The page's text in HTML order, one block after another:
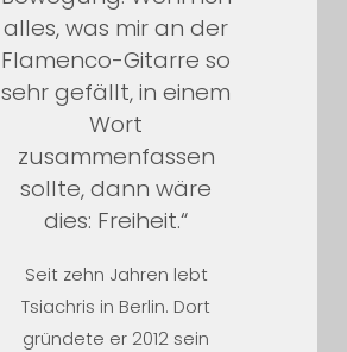
alles, was mir an der
Flamenco-Gitarre so
sehr gefällt, in einem
Wort
zusammenfassen
sollte, dann wäre
dies: Freiheit.“
Seit zehn Jahren lebt
Tsiachris in Berlin. Dort
gründete er 2012 sein